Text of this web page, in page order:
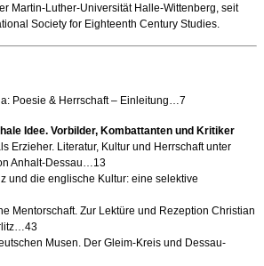
Martin-Luther-Universität Halle-Wittenberg, seit
Society for Eighteenth Century Studies.
Poesie & Herrschaft – Einleitung…7
Idee. Vorbilder, Kombattanten und Kritiker
Erzieher. Literatur, Kultur und Herrschaft unter
Anhalt-Dessau…13
und die englische Kultur: eine selektive
Mentorschaft. Zur Lektüre und Rezeption Christian
Musen. Der Gleim-Kreis und Dessau-